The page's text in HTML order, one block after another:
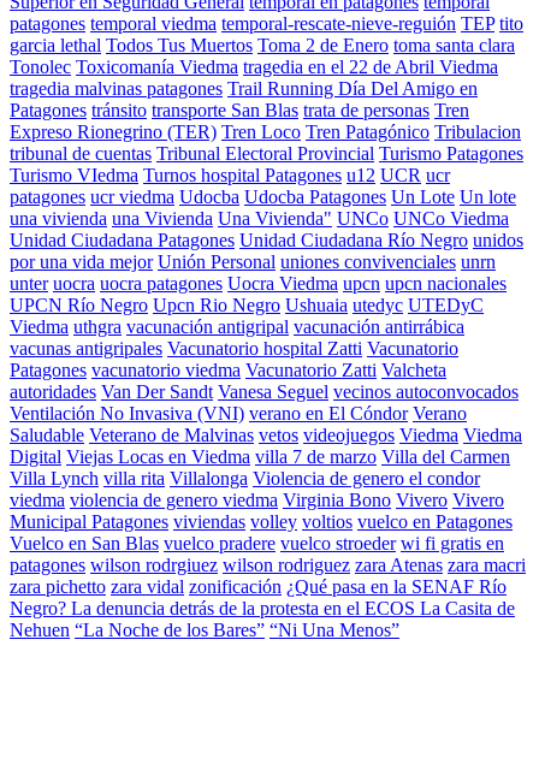
patagones temporal viedma temporal-rescate-nieve-reguión TEP tito
garcia lethal Todos Tus Muertos Toma 2 de Enero toma santa clara
Tonolec Toxicomanía Viedma tragedia en el 22 de Abril Viedma
tragedia malvinas patagones Trail Running Día Del Amigo en
Patagones tránsito transporte San Blas trata de personas Tren
Expreso Rionegrino (TER) Tren Loco Tren Patagónico Tribulacion
tribunal de cuentas Tribunal Electoral Provincial Turismo Patagones
Turismo VIedma Turnos hospital Patagones u12 UCR ucr
patagones ucr viedma Udocba Udocba Patagones Un Lote Un lote
una vivienda una Vivienda Una Vivienda" UNCo UNCo Viedma
Unidad Ciudadana Patagones Unidad Ciudadana Río Negro unidos
por una vida mejor Unión Personal uniones convivenciales unrn
unter uocra uocra patagones Uocra Viedma upcn upcn nacionales
UPCN Río Negro Upcn Rio Negro Ushuaia utedyc UTEDyC
Viedma uthgra vacunación antigripal vacunación antirrábica
vacunas antigripales Vacunatorio hospital Zatti Vacunatorio
Patagones vacunatorio viedma Vacunatorio Zatti Valcheta
autoridades Van Der Sandt Vanesa Seguel vecinos autoconvocados
Ventilación No Invasiva (VNI) verano en El Cóndor Verano
Saludable Veterano de Malvinas vetos videojuegos Viedma Viedma
Digital Viejas Locas en Viedma villa 7 de marzo Villa del Carmen
Villa Lynch villa rita Villalonga Violencia de genero el condor
viedma violencia de genero viedma Virginia Bono Vivero Vivero
Municipal Patagones viviendas volley voltios vuelco en Patagones
Vuelco en San Blas vuelco pradere vuelco stroeder wi fi gratis en
patagones wilson rodrgiuez wilson rodriguez zara Atenas zara macri
zara pichetto zara vidal zonificación ¿Qué pasa en la SENAF Río
Negro? La denuncia detrás de la protesta en el ECOS La Casita de
Nehuen “La Noche de los Bares” “Ni Una Menos”